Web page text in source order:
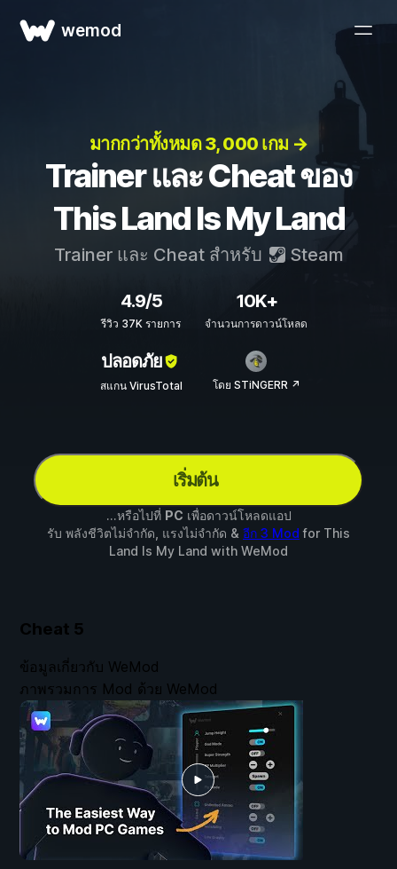
wemod
มากกว่าทั้งหมด 3, 000 เกม →
Trainer และ Cheat ของ
This Land Is My Land
Trainer และ Cheat สำหรับ Steam
4.9/5
รีวิว 37K รายการ
10K+
จำนวนการดาวน์โหลด
ปลอดภัย
สแกน VirusTotal โดย STiNGERR ↗
เริ่มต้น
...หรือไปที่ PC เพื่อดาวน์โหลดแอป
รับ พลังชีวิตไม่จำกัด, แรงไม่จำกัด & อีก 3 Mod for This
Land Is My Land with WeMod
Cheat 5
ข้อมูลเกี่ยวกับ WeMod
ภาพรวมการ Mod ด้วย WeMod